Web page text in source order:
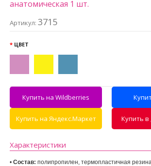
анатомическая 1 шт.
Артикул: 3715
ЦВЕТ
Купить на Wildberries
Купить на Яндекс.Маркет Купить
Характеристики
• Состав: полипропилен, термопластичная